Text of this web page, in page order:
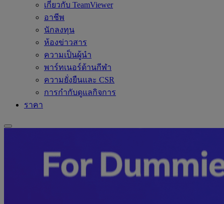
เกี่ยวกับ TeamViewer
อาชีพ
นักลงทุน
ห้องข่าวสาร
ความเป็นผู้นำ
พาร์ทเนอร์ด้านกีฬา
ความยั่งยืนและ CSR
การกำกับดูแลกิจการ
ราคา